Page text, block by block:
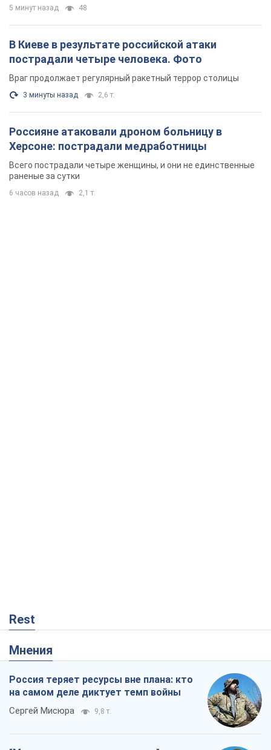
5 минут назад 48
В Киеве в результате российской атаки
пострадали четыре человека. Фото
Враг продолжает регулярный ракетный террор столицы
3 минуты назад 2,6 т.
Россияне атаковали дроном больницу в
Херсоне: пострадали медработницы
Всего пострадали четыре женщины, и они не единственные
раненые за сутки
6 часов назад 2,1 т.
Rest
Мнения
Россия теряет ресурсы вне плана: кто
на самом деле диктует темп войны
Сергей Мисюра 9,8 т.